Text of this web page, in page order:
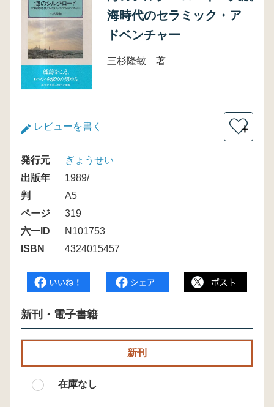
海時代のセラミック・ア
ドベンチャー
三杉隆敏 著
レビューを書く ＋
発行元
ぎょうせい
出版年
1989/
判
A5
ページ
319
六一ID
N101753
ISBN
4324015457
新刊・電子書籍
新刊
在庫なし